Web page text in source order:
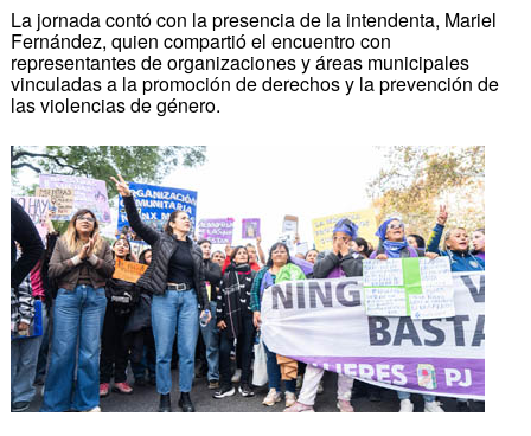
La jornada contó con la presencia de la intendenta, Mariel
Fernández, quien compartió el encuentro con
representantes de organizaciones y áreas municipales
vinculadas a la promoción de derechos y la prevención de
las violencias de género.